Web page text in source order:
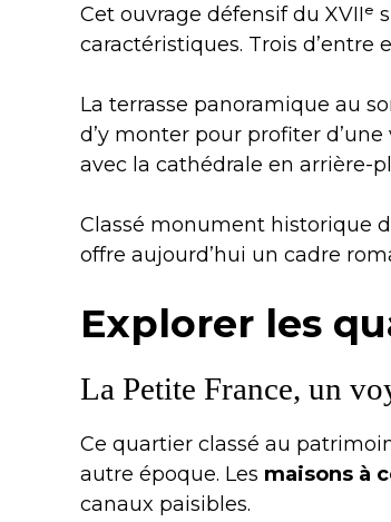
Cet ouvrage défensif du XVIIᵉ
caractéristiques. Trois d’entre
La terrasse panoramique au
d’y monter pour profiter
avec la cathédrale en arrière-
Classé monument historique
offre aujourd’hui un cadre
Explorer les
La Petite France, un
Ce quartier classé au
autre époque. Les maisons à
canaux paisibles.